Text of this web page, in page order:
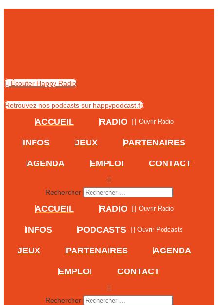
Skip
Écouter Happy Radio
Retrouvez nos podcasts sur happypodcast.fr
ACCUEIL RADIO Ouvrir Radio
INFOS JEUX PARTENAIRES
AGENDA EMPLOI CONTACT
Rechercher
ACCUEIL RADIO Ouvrir Radio
INFOS PODCASTS Ouvrir Podcasts
JEUX PARTENAIRES AGENDA
EMPLOI CONTACT
Rechercher